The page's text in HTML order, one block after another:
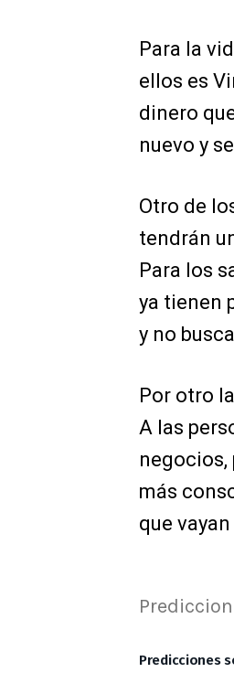
Para la
ellos es
dinero
nuevo y
Otro de
tendrán
Para los
ya tienen
y no
Por otro
A las
más
que
Predicciones